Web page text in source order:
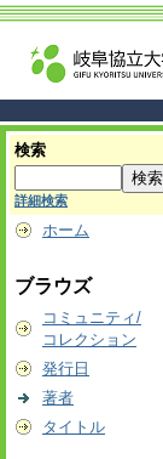
検索
詳細検索
ホーム
ブラウズ
コミュニティ/
コレクション
発行日
著者
タイトル